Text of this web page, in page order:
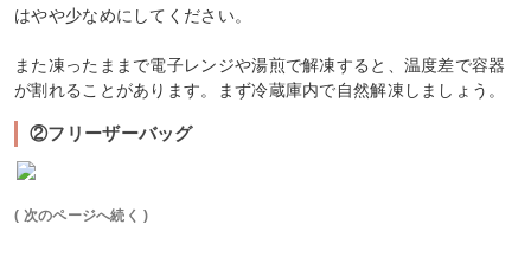
はやや少なめにしてください。
また凍ったままで電子レンジや湯煎で解凍すると、温度差で容器
が割れることがあります。まず冷蔵庫内で自然解凍しましょう。
②フリーザーバッグ
( 次のページへ続く )